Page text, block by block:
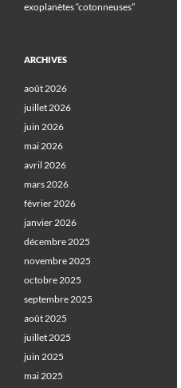
exoplanètes “cotonneuses”
ARCHIVES
août 2026
juillet 2026
juin 2026
mai 2026
avril 2026
mars 2026
février 2026
janvier 2026
décembre 2025
novembre 2025
octobre 2025
septembre 2025
août 2025
juillet 2025
juin 2025
mai 2025